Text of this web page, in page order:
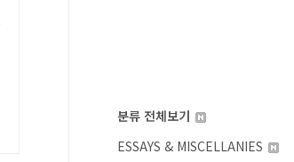
분류 전체보기
ESSAYS & MISCELLANIES